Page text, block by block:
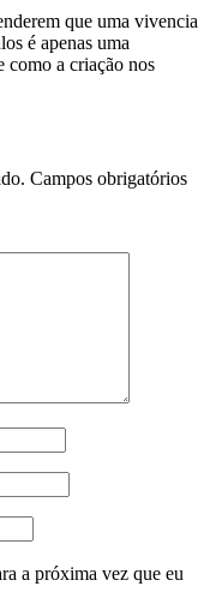
que uma vivencia
é apenas uma
como a criação nos
Campos obrigatórios
a próxima vez que eu